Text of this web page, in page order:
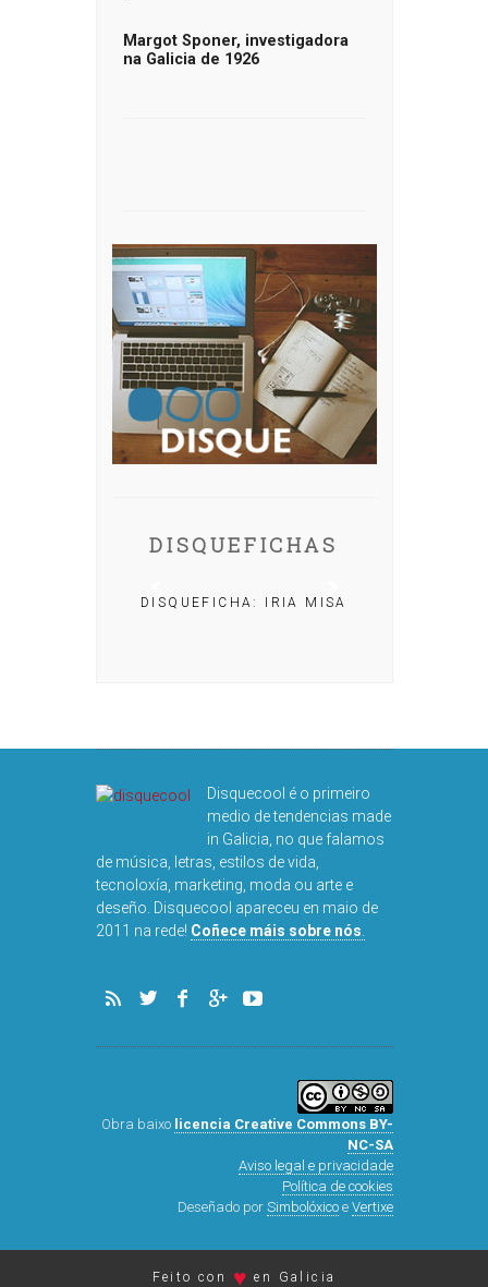
Margot Sponer, investigadora
na Galicia de 1926
DISQUEFICHAS
DISQUEFICHA: IRIA MISA
Disquecool é o primeiro
medio de tendencias made
in Galicia, no que falamos
de música, letras, estilos de vida,
tecnoloxía, marketing, moda ou arte e
deseño. Disquecool apareceu en maio de
2011 na rede! Coñece máis sobre nós.
Obra baixo licencia Creative Commons BY-
NC-SA
Aviso legal e privacidade
Política de cookies
Deseñado por Simbolóxicoe Vertixe
Feito con ♥ en Galicia